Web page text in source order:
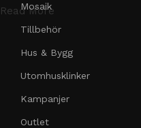
Read More
Mosaik
Tillbehör
Hus & Bygg
Utomhusklinker
Kampanjer
Outlet